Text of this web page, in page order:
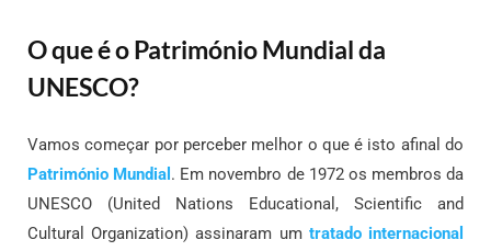
O que é o Património Mundial da
UNESCO?
Vamos começar por perceber melhor o que é isto afinal do
Património Mundial . Em novembro de 1972 os membros da
UNESCO (United Nations Educational, Scientific and
Cultural Organization) assinaram um tratado internacional